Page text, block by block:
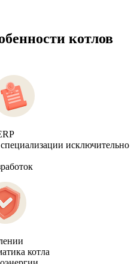
котлов
исключительно
котла